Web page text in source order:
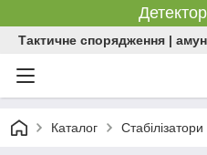
Тактичне спорядження |
Каталог